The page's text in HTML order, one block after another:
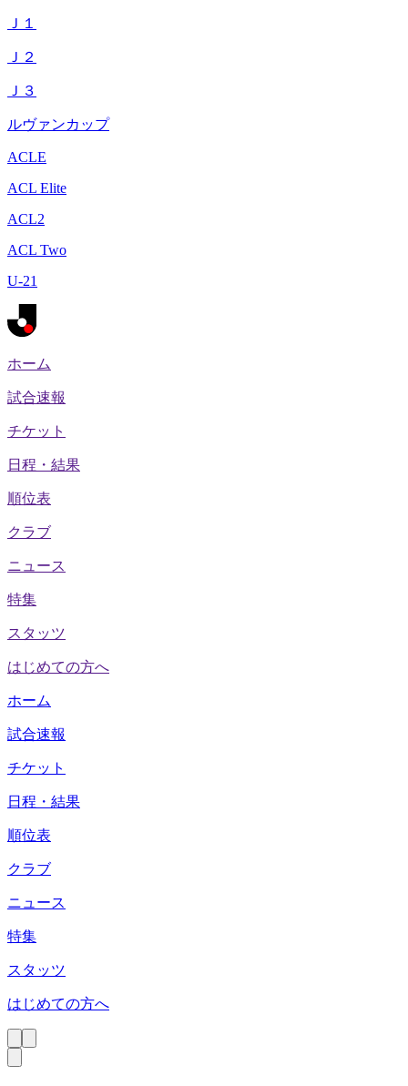
Ｊ１
Ｊ２
Ｊ３
ルヴァンカップ
ACLE
ACL Elite
ACL2
ACL Two
U-21
ホーム
試合速報
チケット
日程・結果
順位表
クラブ
ニュース
特集
スタッツ
はじめての方へ
ホーム
試合速報
チケット
日程・結果
順位表
クラブ
ニュース
特集
スタッツ
はじめての方へ